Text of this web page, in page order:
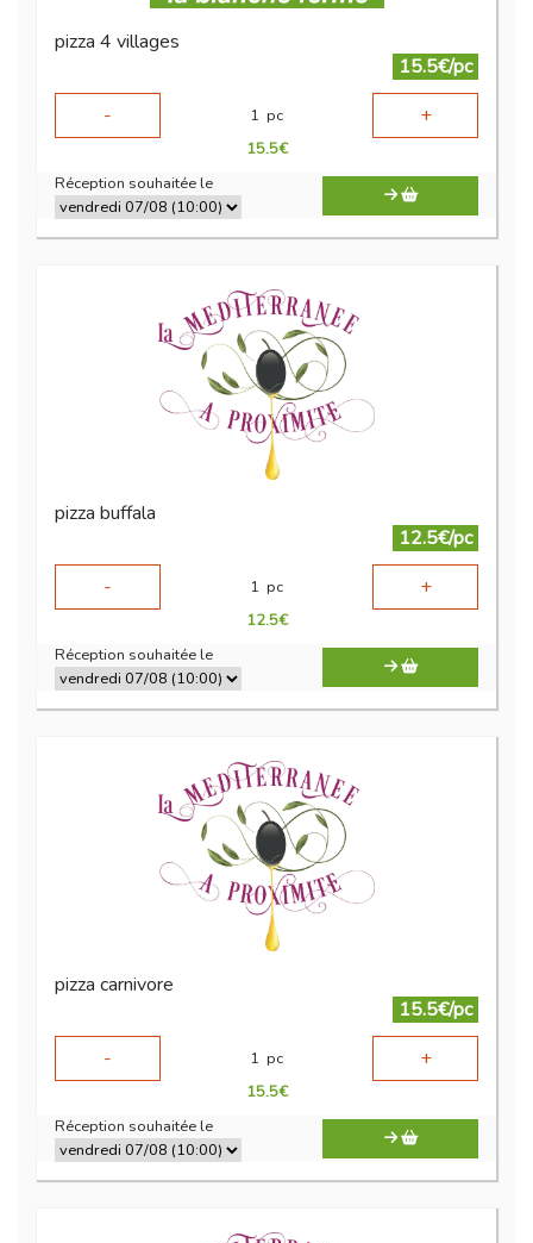
pizza 4 villages
15.5€/pc
-
1 pc +
15.5€
Réception souhaitée le
pizza buffala
12.5€/pc
-
1 pc +
12.5€
Réception souhaitée le
pizza carnivore
15.5€/pc
-
1 pc +
15.5€
Réception souhaitée le